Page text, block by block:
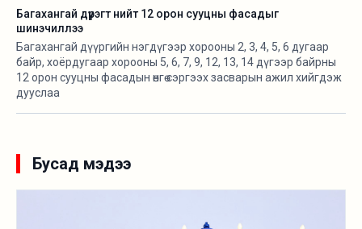
Багахангай дүүрэгт нийт 12 орон сууцны фасадыг
шинэчиллээ
Багахангай дүүргийн нэгдүгээр хорооны 2, 3, 4, 5, 6 дугаар
байр, хоёрдугаар хорооны 5, 6, 7, 9, 12, 13, 14 дүгээр байрны
12 орон сууцны фасадын өнгө сэргээх засварын ажил хийгдэж
дууслаа
Бусад мэдээ